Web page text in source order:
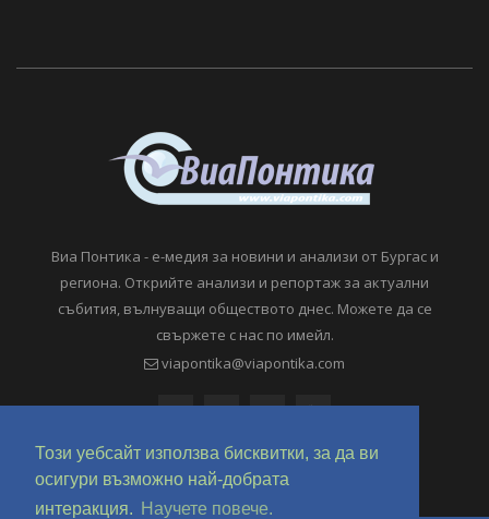
Този уебсайт използва бисквитки, за да ви
осигури възможно най-добрата
интеракция.
Научете повече.
Виа Понтика - е-медия за новини и анализи от Бургас и
региона. Открийте анализи и репортаж за актуални
събития, вълнуващи обществото днес. Можете да се
свържете с нас по имейл.
viapontika@viapontika.com